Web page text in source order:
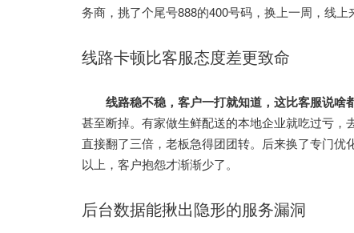
务商，挑了个尾号888的400号码，换上一周，线
线路卡顿比客服态度差更致命
线路稳不稳，客户一打就知道，这比客服说啥
甚至断掉。有家做生鲜配送的本地企业就吃过亏
直接翻了三倍，老板急得团团转。后来换了专门
以上，客户抱怨才渐渐少了。
后台数据能揪出隐形的服务漏洞